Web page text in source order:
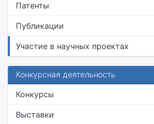
Патенты
Публикации
Участие в научных проектах
Конкурсная деятельность
Конкурсы
Выставки